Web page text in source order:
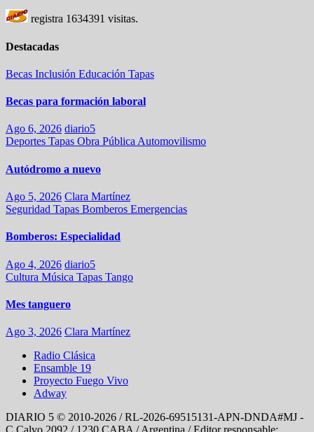
registra 1634391 visitas.
Destacadas
Becas Inclusión Educación Tapas
Becas para formación laboral
Ago 6, 2026 diario5
Deportes Tapas Obra PúblicaAutomovilismo
Autódromo a nuevo
Ago 5, 2026 Clara Martínez
Seguridad Tapas Bomberos Emergencias
Bomberos: Especialidad
Ago 4, 2026 diario5
Cultura Música Tapas Tango
Mes tanguero
Ago 3, 2026 Clara Martínez
Radio Clásica
Ensamble 19
Proyecto Fuego Vivo
Adway
DIARIO 5 © 2010-2026 / RL-2026-69515131-APN-DNDA#MJ -
C Calvo 2092 / 1230 CABA / Argentina / Editor responsable: